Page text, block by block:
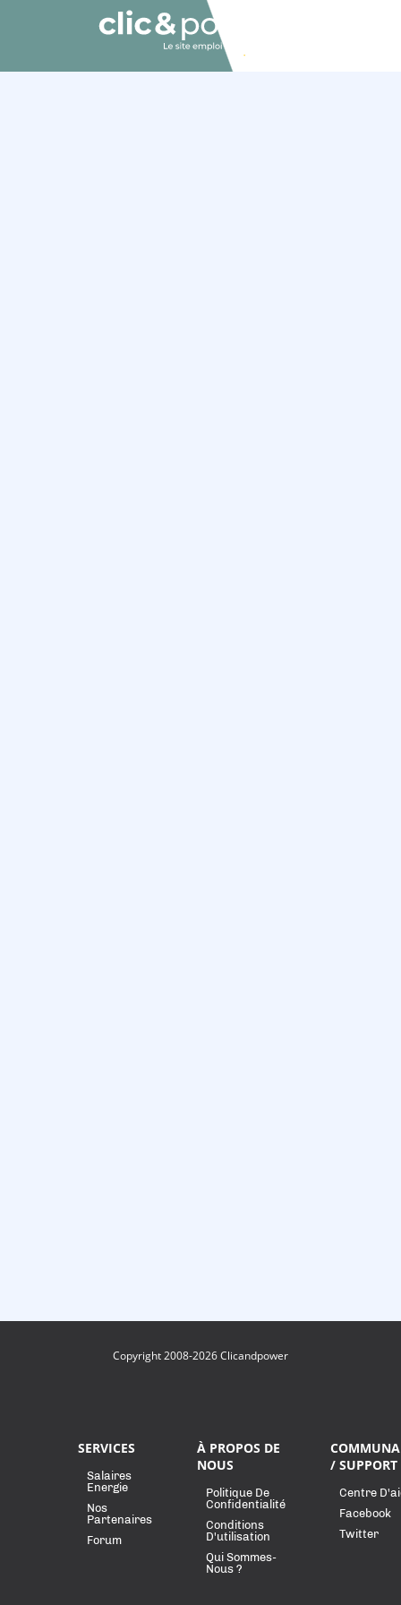
Copyright 2008-2026 Clicandpower
SERVICES
Salaires
Energie
Nos
Partenaires
Forum
À PROPOS DE
NOUS
Politique De
Confidentialité
Conditions
D'utilisation
Qui Sommes-
Nous ?
/ SUPPORT
Centre
Facebook
Twitter